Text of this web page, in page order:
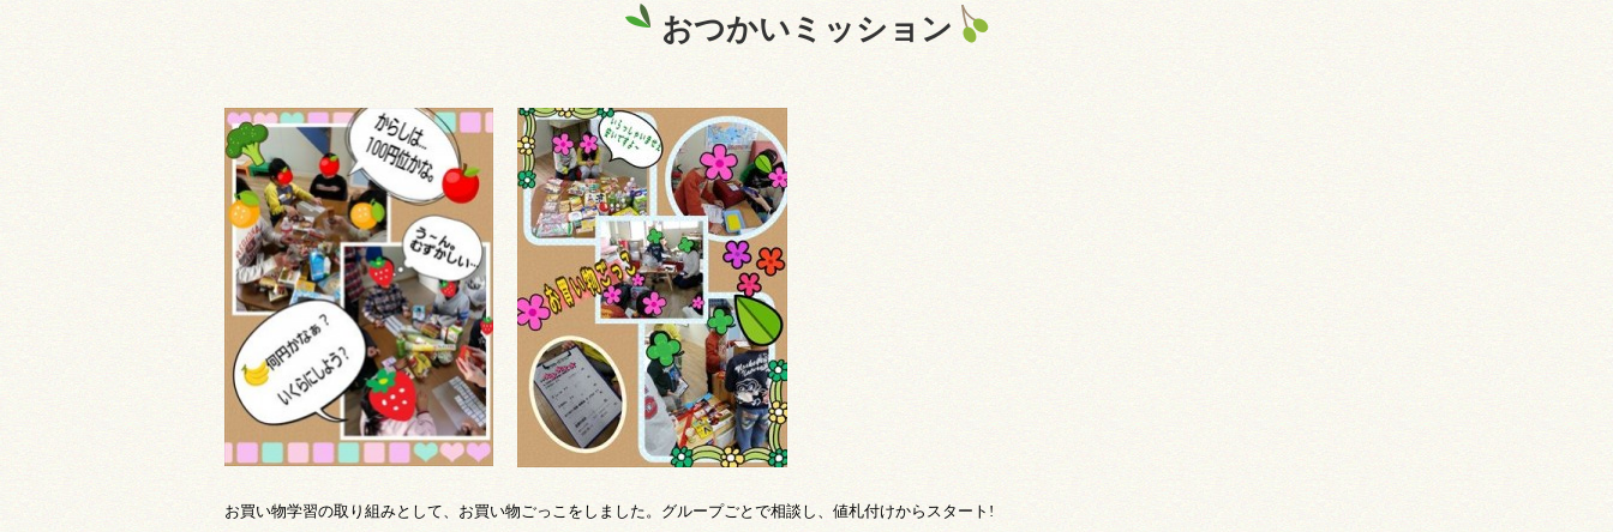
おつかいミッション
お買い物学習の取り組みとして、お買い物ごっこをしました。グループごとで相談し、値札付けからスタート !